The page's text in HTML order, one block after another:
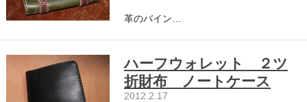
革のバイン…
ハーフウォレット ２ツ
折財布 ノートケース
2012.2.17